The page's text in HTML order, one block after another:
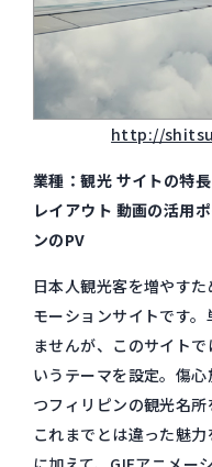
http://
業種：観光 サイトの特
レイアウト 動画の活用
ンのPV
日本人観光客を増やす
モーションサイトです
ませんが、このサイト
いうテーマを設定。傷
つフィリピンの観光名所
これまでとは違った魅